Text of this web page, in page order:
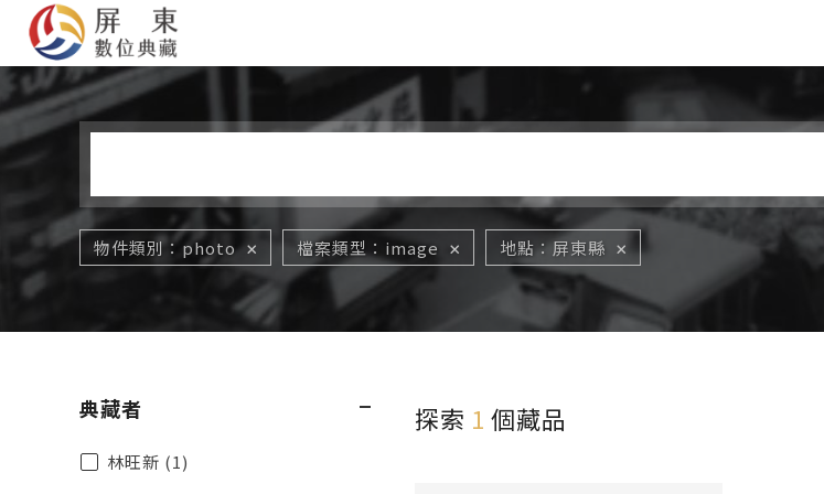
您在這裡
物件類別 photo 檔案類型 image 地點 屏東縣
探索 1 個藏品
典藏者
林旺新 (1)